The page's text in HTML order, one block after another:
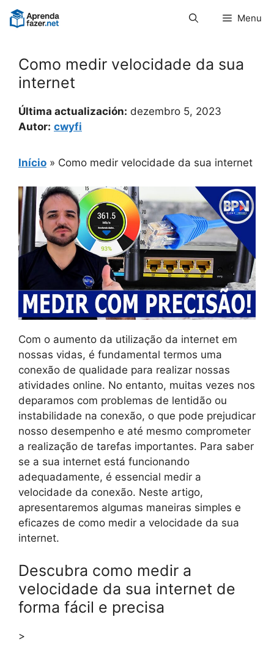
Pular
para
Menu
Como medir velocidade da sua
internet
Última actualización: dezembro 5, 2023
Autor: cwyfi
Início » Como medir velocidade da sua internet
Com o aumento da utilização da internet em
nossas vidas, é fundamental termos uma
conexão de qualidade para realizar nossas
atividades online. No entanto, muitas vezes nos
deparamos com problemas de lentidão ou
instabilidade na conexão, o que pode prejudicar
nosso desempenho e até mesmo comprometer
a realização de tarefas importantes. Para saber
se a sua internet está funcionando
adequadamente, é essencial medir a
velocidade da conexão. Neste artigo,
apresentaremos algumas maneiras simples e
eficazes de como medir a velocidade da sua
internet.
Descubra como medir a
velocidade da sua internet de
forma fácil e precisa
>